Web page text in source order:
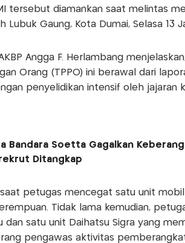
tersebut diamankan saat melintas
Lubuk Gaung, Kota Dumai, Selasa 13
Angga F. Herlambang
Orang (TPPO) ini berawal dari
penyelidikan intensif oleh jajaran
Bandara Soetta Gagalkan
Ditangkap
saat petugas mencegat satu unit
Tidak lama kemudian,
dan satu unit Daihatsu Sigra yang
pengawas aktivitas